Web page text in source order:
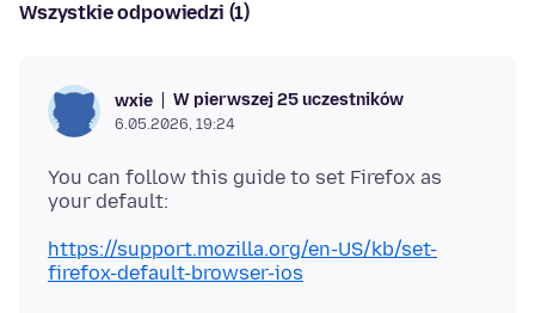
Wszystkie odpowiedzi (1)
wxie W pierwszej 25 uczestników
6.05.2026, 19:24
You can follow this guide to set Firefox as
https://support.mozilla.org/en-US/kb/set-
firefox-default-browser-ios